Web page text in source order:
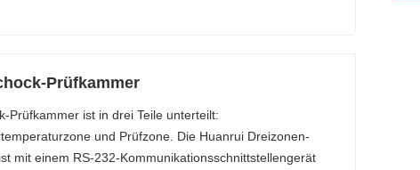
Prüfkammer
Prüfkammer ist in drei Teile unterteilt:
und Prüfzone. Die Huanrui Dreizonen-
mit einem RS-232-Kommunikationsschnittstellengerät